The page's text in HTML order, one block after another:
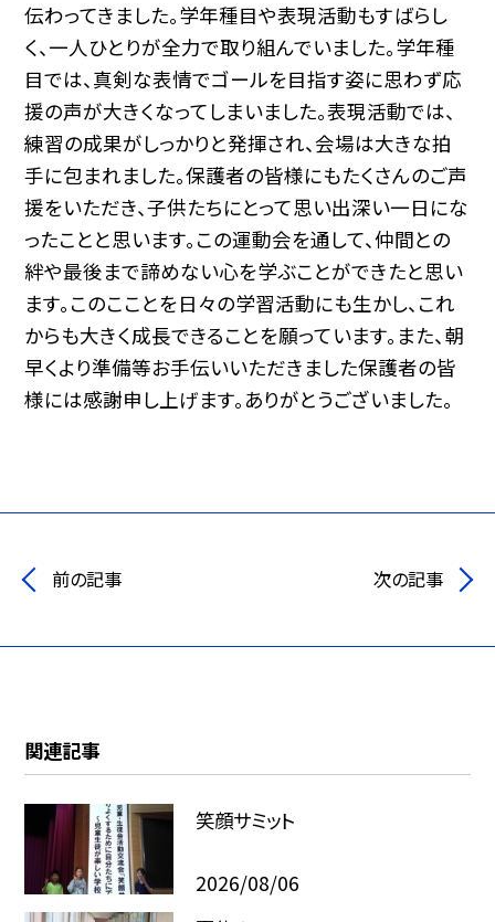
伝わってきました。学年種目や表現活動もすばらし
く、一人ひとりが全力で取り組んでいました。学年種
目では、真剣な表情でゴールを目指す姿に思わず応
援の声が大きくなってしまいました。表現活動では、
練習の成果がしっかりと発揮され、会場は大きな拍
手に包まれました。保護者の皆様にもたくさんのご声
援をいただき、子供たちにとって思い出深い一日にな
ったことと思います。この運動会を通して、仲間との
絆や最後まで諦めない心を学ぶことができたと思い
ます。このこことを日々の学習活動にも生かし、これ
からも大きく成長できることを願っています。また、朝
早くより準備等お手伝いいただきました保護者の皆
様には感謝申し上げます。ありがとうございました。
前の記事 次の記事
関連記事
笑顔サミット
2026/08/06